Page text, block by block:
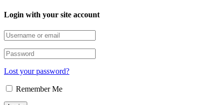
Login with your site account
Lost your password?
Remember Me